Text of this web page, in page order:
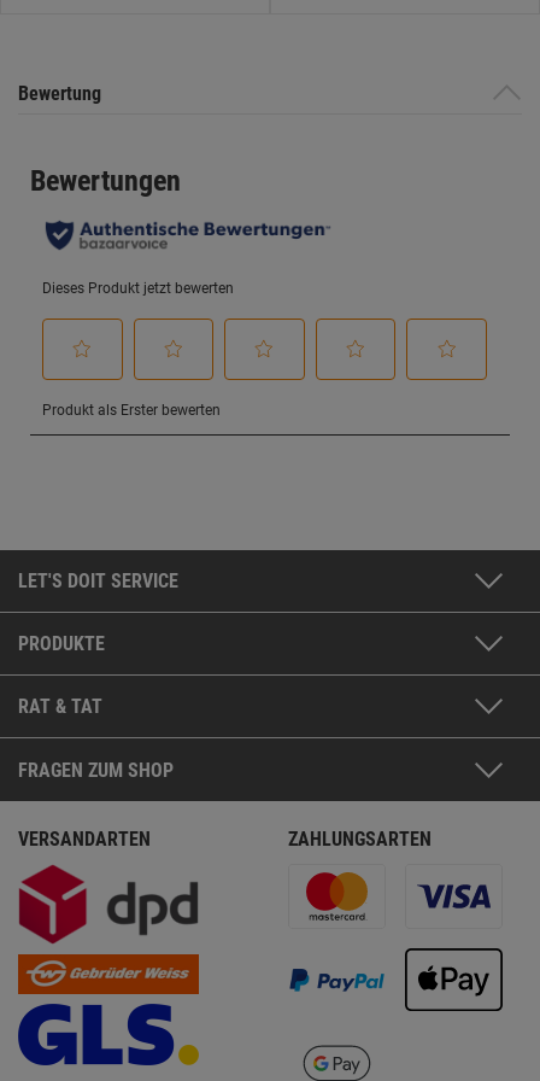
Bewertung
LET'S DOIT SERVICE
PRODUKTE
RAT & TAT
FRAGEN ZUM SHOP
VERSANDARTEN ZAHLUNGSARTEN